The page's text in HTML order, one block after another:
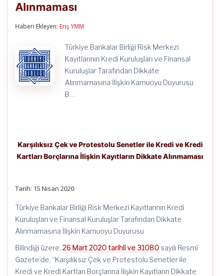
Kayıtların
Dikkate
Alınmaması
için
Alınmaması
Haberi Ekleyen: Eriş YMM
Türkiye Bankalar Birliği Risk Merkezi
Kayıtlarının Kredi Kuruluşları ve Finansal
Kuruluşlar Tarafından Dikkate
Alınmamasına İlişkin Kamuoyu Duyurusu
B…
Karşılıksız Çek ve Protestolu Senetler ile Kredi ve Kredi
Kartları Borçlarına İlişkin Kayıtların Dikkate Alınmaması
Tarih: 15 Nisan 2020
Türkiye Bankalar Birliği Risk Merkezi Kayıtlarının Kredi
Kuruluşları ve Finansal Kuruluşlar Tarafından Dikkate
Alınmamasına İlişkin Kamuoyu Duyurusu
Bilindiği üzere, 26 Mart 2020 tarihli ve 31080 sayılı Resmî
Gazete’de, “Karşılıksız Çek ve Protestolu Senetler ile
Kredi ve Kredi Kartları Borçlarına İlişkin Kayıtların Dikkate